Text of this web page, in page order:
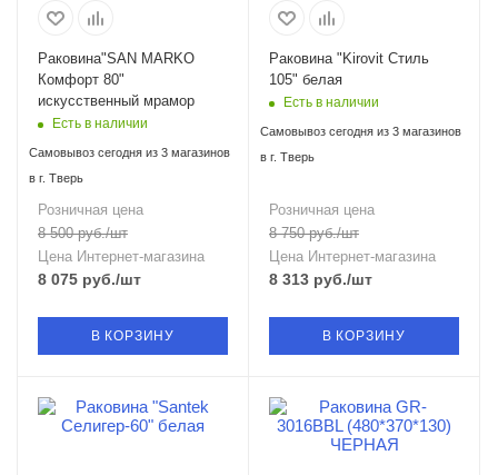
Раковина"SAN MARKO
Комфорт 80"
искусственный мрамор
Есть в наличии
Самовывоз сегодня из 3 магазинов
в г. Тверь
Розничная цена
8 500руб./шт
Цена Интернет-магазина
8 075 руб./шт
В КОРЗИНУ
Раковина "Kirovit Стиль
105" белая
Есть в наличии
Самовывоз сегодня из 3 магазинов
в г. Тверь
Розничная цена
8 750руб./шт
Цена Интернет-магазина
8 313 руб./шт
В КОРЗИНУ